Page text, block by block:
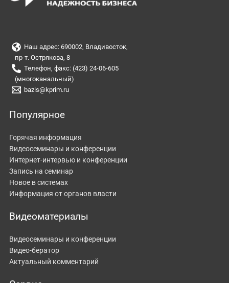
Наш адрес: 690002, Владивосток,
пр-т. Острякова, 8
Телефон, факс: (423) 24-06-605
(многоканальный)
bazis@kprim.ru
Популярное
Горячая информация
Видеосеминары и конференции
Интернет-интервью и конференции
Запись на семинар
Новое в системах
Информация от органов власти
Видеоматериалы
Видеосеминары и конференции
Видео-бератор
Актуальный комментарий